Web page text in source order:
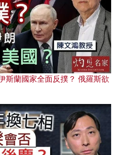
斯蘭國家全面反撲？ 俄羅斯欲